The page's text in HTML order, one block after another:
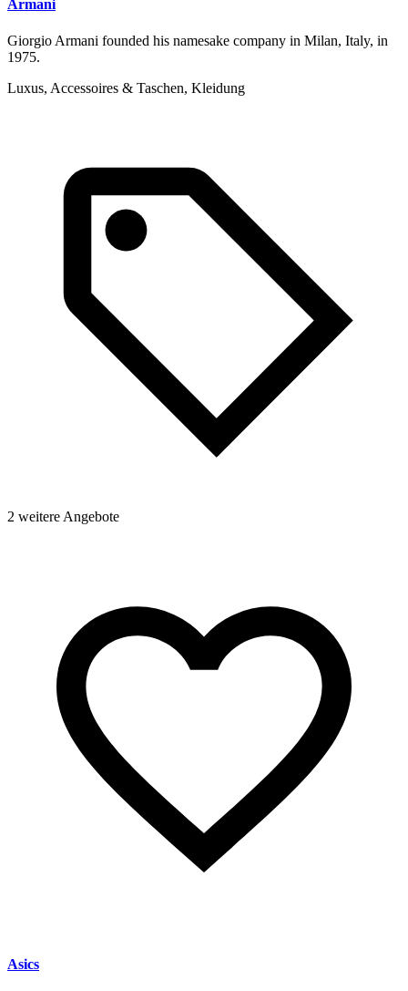
Armani
Giorgio Armani founded his namesake company in Milan, Italy, in
1975.
Luxus, Accessoires & Taschen, Kleidung
2 weitere Angebote
Asics